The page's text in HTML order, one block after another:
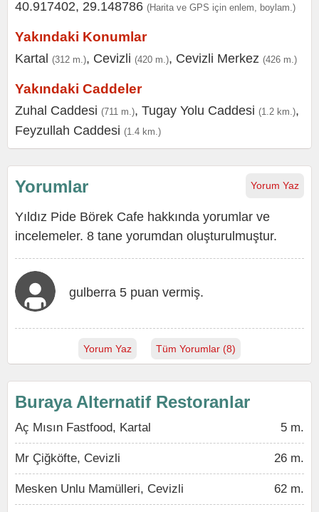
40.917402, 29.148786 (Harita ve GPS için enlem, boylam.)
Yakındaki Konumlar
Kartal (312 m.), Cevizli (420 m.), Cevizli Merkez (426 m.)
Yakındaki Caddeler
Zuhal Caddesi (711 m.), Tugay Yolu Caddesi (1.2 km.),
Feyzullah Caddesi (1.4 km.)
Yorum Yaz
Yorumlar
Yıldız Pide Börek Cafe hakkında yorumlar ve
incelemeler. 8 tane yorumdan oluşturulmuştur.
gulberra 5 puan vermiş.
Yorum Yaz Tüm Yorumlar (8)
Buraya Alternatif Restoranlar
Aç Mısın Fastfood, Kartal 5 m.
Mr Çiğköfte, Cevizli 26 m.
Mesken Unlu Mamülleri, Cevizli 62 m.